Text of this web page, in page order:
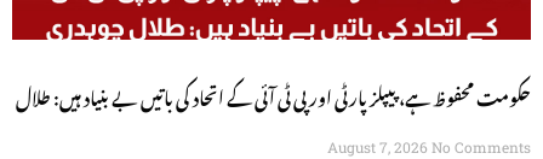
حکومت محفوظ ہے، پیپلز پارٹی اور پی ٹی آئی کے اتحاد کی باتیں بے بنیاد ہیں: طلال
August 7, 2026 No Comments